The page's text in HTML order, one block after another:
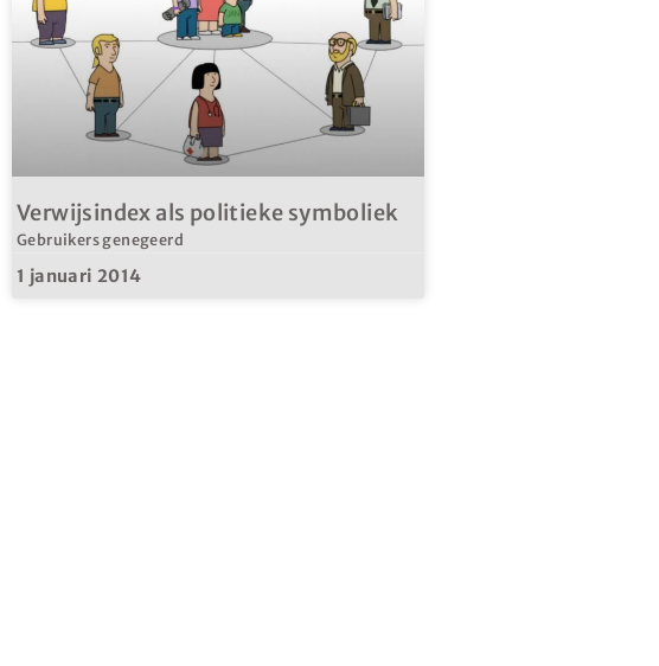
Verwijsindex als politieke symboliek
Gebruikers genegeerd
1 januari 2014